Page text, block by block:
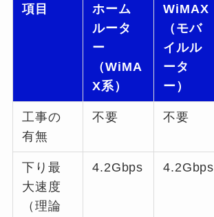
項目
ホーム
ルータ
ー
（WiMA
X系）
WiMAX
（モバ
イルル
ータ
ー）
工事の
有無
不要 不要
下り最
大速度
（理論
4.2Gbps 4.2Gbps